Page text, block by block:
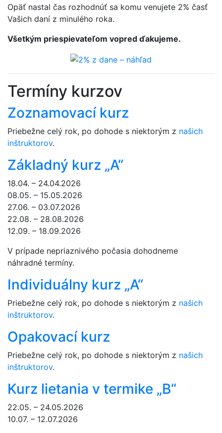
Opäť nastal čas rozhodnúť sa komu venujete 2% časť
Vašich daní z minulého roka.
Všetkým priespievateľom vopred ďakujeme.
Termíny kurzov
Zoznamovací kurz
Priebežne celý rok, po dohode s niektorým z našich
inštruktorov.
Základný kurz „A“
18.04. – 24.04.2026
08.05. – 15.05.2026
27.06. – 03.07.2026
22.08. – 28.08.2026
12.09. – 18.09.2026
V prípade nepriaznivého počasia dohodneme
náhradné termíny.
Individuálny kurz „A“
Priebežne celý rok, po dohode s niektorým z našich
inštruktorov.
Opakovací kurz
Priebežne celý rok, po dohode s niektorým z našich
inštruktorov.
Kurz lietania v termike „B“
22.05. – 24.05.2026
10.07. – 12.07.2026